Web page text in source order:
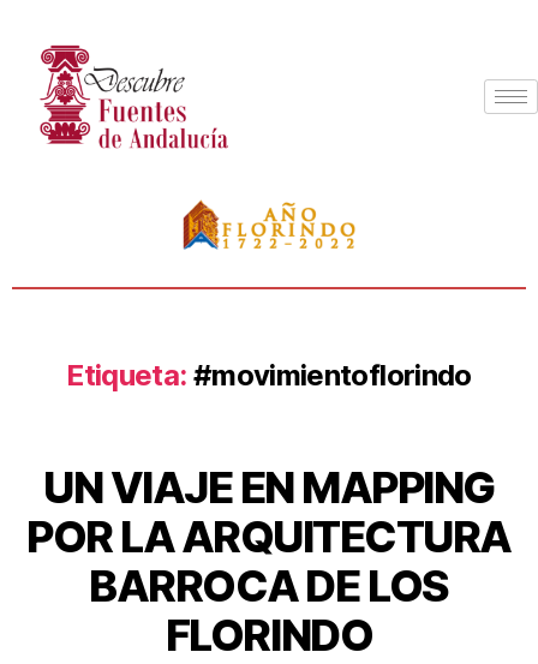
Etiqueta: #movimientoflorindo
UN VIAJE EN MAPPING
POR LA ARQUITECTURA
BARROCA DE LOS
FLORINDO